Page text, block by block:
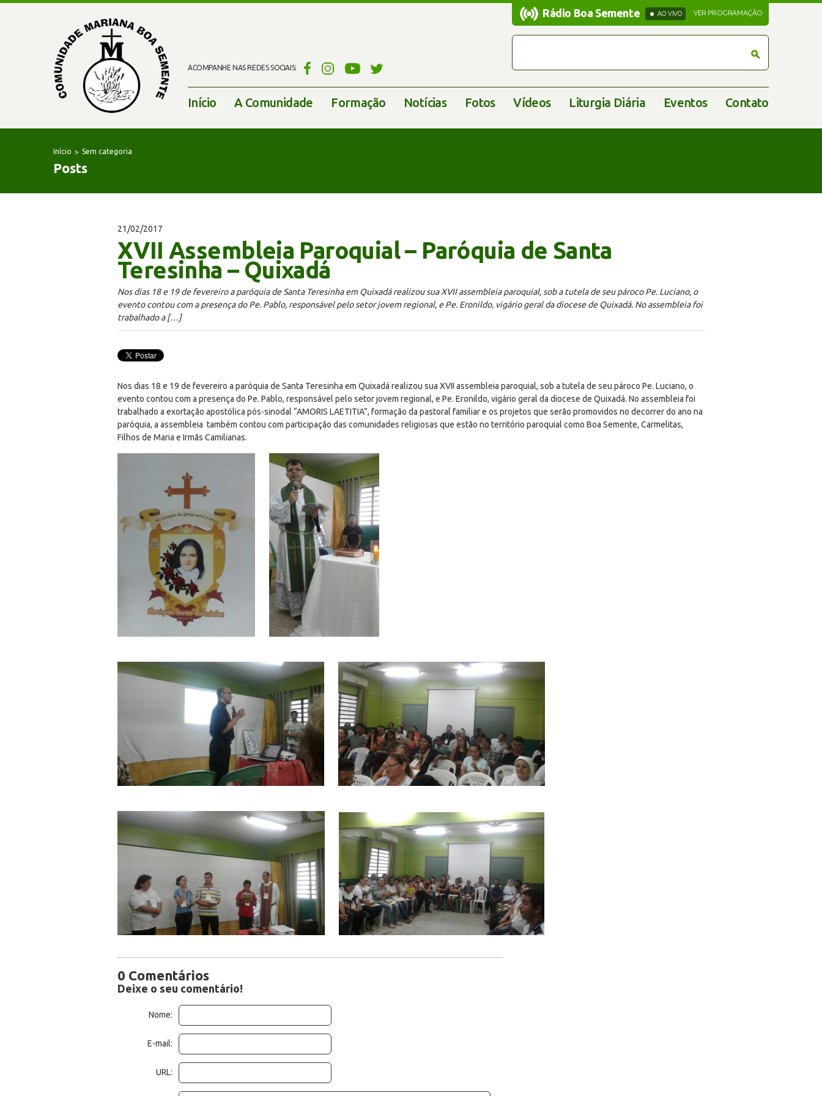
ACOMPANHE NAS REDES SOCIAIS:
Rádio Boa Semente
Rádio Boa Semente AO VIVO VER PROGRAMAÇÃO
Início A Comunidade Formação Notícias Fotos Vídeos Liturgia Diária Eventos Contato
Início Sem categoria
Posts
21/02/2017
XVII Assembleia Paroquial – Paróquia de Santa
Teresinha – Quixadá
Nos dias 18 e 19 de fevereiro a paróquia de Santa Teresinha em Quixadá realizou sua XVII assembleia paroquial, sob a tutela de seu pároco Pe. Luciano, o
evento contou com a presença do Pe. Pablo, responsável pelo setor jovem regional, e Pe. Eronildo, vigário geral da diocese de Quixadá. No assembleia foi
trabalhado a […]
Nos dias 18 e 19 de fevereiro a paróquia de Santa Teresinha em Quixadá realizou sua XVII assembleia paroquial, sob a tutela de seu pároco Pe. Luciano, o
evento contou com a presença do Pe. Pablo, responsável pelo setor jovem regional, e Pe. Eronildo, vigário geral da diocese de Quixadá. No assembleia foi
trabalhado a exortação apostólica pós-sinodal “AMORIS LAETITIA”, formação da pastoral familiar e os projetos que serão promovidos no decorrer do ano na
paróquia, a assembleia também contou com participação das comunidades religiosas que estão no território paroquial como Boa Semente, Carmelitas,
Filhos de Maria e Irmãs Camilianas.
0 Comentários
Deixe o seu comentário!
Nome:
E-mail:
URL: